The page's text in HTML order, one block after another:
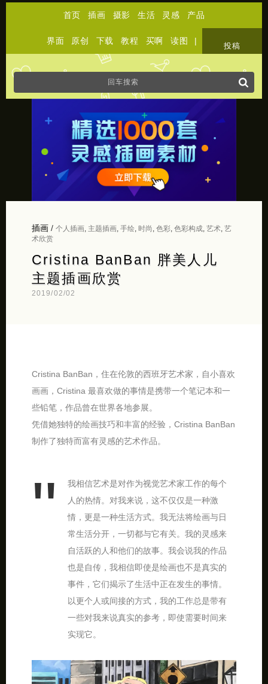
首页 插画 摄影 生活 灵感 产品
界面 原创 下载 教程 买啊 读图 |
投稿
插画/ 个人插画, 主题插画, 手绘, 时尚 色彩, 色彩构成, 艺术, 艺
术欣赏
Cristina BanBan 胖美人儿
主题插画欣赏
2019/02/02
Cristina BanBan，住在伦敦的西班牙艺术家，自小喜欢
画画，Cristina 最喜欢做的事情是携带一个笔记本和一
些铅笔，作品曾在世界各地参展。
凭借她独特的绘画技巧和丰富的经验，Cristina BanBan
制作了独特而富有灵感的艺术作品。
我相信艺术是对作为视觉艺术家工作的每个
人的热情。对我来说，这不仅仅是一种激
情，更是一种生活方式。我无法将绘画与日
常生活分开，一切都与它有关。我的灵感来
自活跃的人和他们的故事。我会说我的作品
也是自传，我相信即使是绘画也不是真实的
事件，它们揭示了生活中正在发生的事情。
以更个人或间接的方式，我的工作总是带有
一些对我来说真实的参考，即使需要时间来
实现它。